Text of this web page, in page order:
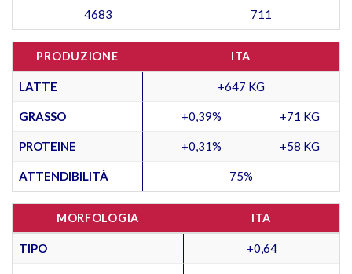
4683 711
PRODUZIONE ITA
LATTE +647 KG
GRASSO +0,39% +71 KG
PROTEINE +0,31% +58 KG
ATTENDIBILITÀ 75%
MORFOLOGIA ITA
TIPO +0,64